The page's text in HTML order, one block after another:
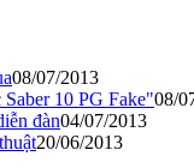
08/07/2013
10 PG Fake"08/
đàn04/07/2013
20/06/2013